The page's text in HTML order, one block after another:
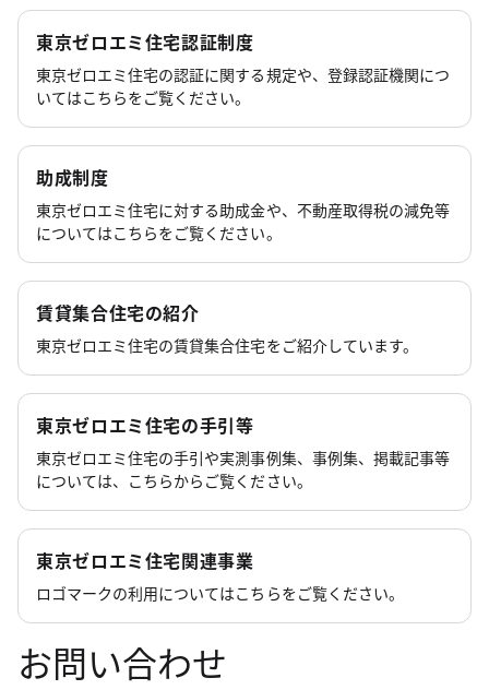
東京ゼロエミ住宅認証制度
東京ゼロエミ住宅の認証に関する規定や、登録認証機関につ
いてはこちらをご覧ください。
助成制度
東京ゼロエミ住宅に対する助成金や、不動産取得税の減免等
についてはこちらをご覧ください。
賃貸集合住宅の紹介
東京ゼロエミ住宅の賃貸集合住宅をご紹介しています。
東京ゼロエミ住宅の手引等
東京ゼロエミ住宅の手引や実測事例集、事例集、掲載記事等
については、こちらからご覧ください。
東京ゼロエミ住宅関連事業
ロゴマークの利用についてはこちらをご覧ください。
お問い合わせ